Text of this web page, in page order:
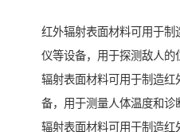
红外辐射表面材料可用于
仪等设备，用于探测敌人
辐射表面材料可用于制造
备，用于测量人体温度和
辐射表面材料可用于制造